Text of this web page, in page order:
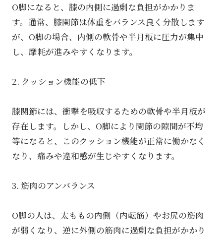
O脚になると、膝の内側に過剰な負担がかかりま
す。通常、膝関節は体重をバランス良く分散します
が、O脚の場合、内側の軟骨や半月板に圧力が集中
し、摩耗が進みやすくなります。
2. クッション機能の低下
膝関節には、衝撃を吸収するための軟骨や半月板が
存在します。しかし、O脚により関節の隙間が不均
等になると、このクッション機能が正常に働かなく
なり、痛みや違和感が生じやすくなります。
3. 筋肉のアンバランス
O脚の人は、太ももの内側（内転筋）やお尻の筋肉
が弱くなり、逆に外側の筋肉に過剰な負担がかかり